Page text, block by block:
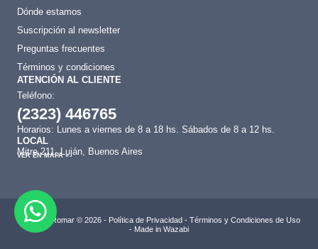
Dónde estamos
Suscripción al newsletter
Preguntas frecuentes
Términos y condiciones
ATENCIÓN AL CLIENTE
Teléfono:
(2323) 446765
Horarios: Lunes a viernes de 8 a 18 hs. Sábados de 8 a 12 hs.
LOCAL
Mitre 211, Luján, Buenos Aires
VER EN MAPA »
Bulonera Romar © 2026 - Política de Privacidad- Términos y Condiciones de Uso
- Made in Wazabi